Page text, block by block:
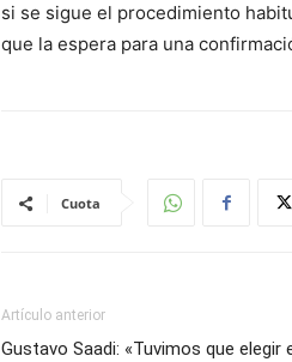
si se sigue el procedimiento
que la espera para una
Cuota
Artículo anterior
Gustavo Saadi: «Tuvimos que elegir